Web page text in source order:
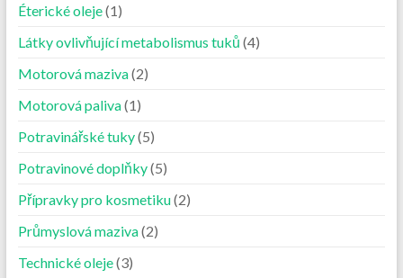
Éterické oleje(1)
Látky ovlivňující metabolismus tuků (4)
Motorová maziva(2)
Motorová paliva(1)
Potravinářské tuky(5)
Potravinové doplňky(5)
Přípravky pro kosmetiku(2)
Průmyslová maziva(2)
Technické oleje(3)